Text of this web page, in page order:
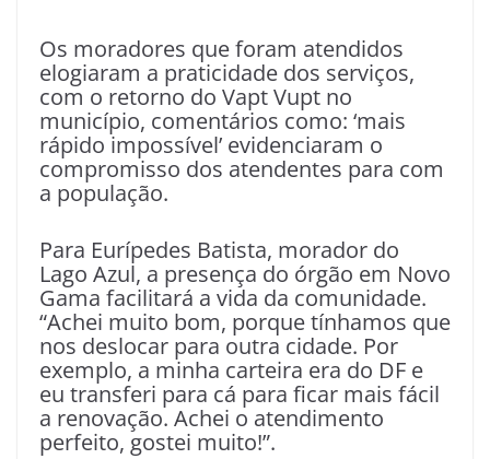
Os moradores que foram atendidos
elogiaram a praticidade dos serviços,
com o retorno do Vapt Vupt no
município, comentários como: ‘mais
rápido impossível’ evidenciaram o
compromisso dos atendentes para com
a população.
Para Eurípedes Batista, morador do
Lago Azul, a presença do órgão em Novo
Gama facilitará a vida da comunidade.
“Achei muito bom, porque tínhamos que
nos deslocar para outra cidade. Por
exemplo, a minha carteira era do DF e
eu transferi para cá para ficar mais fácil
a renovação. Achei o atendimento
perfeito, gostei muito!”.